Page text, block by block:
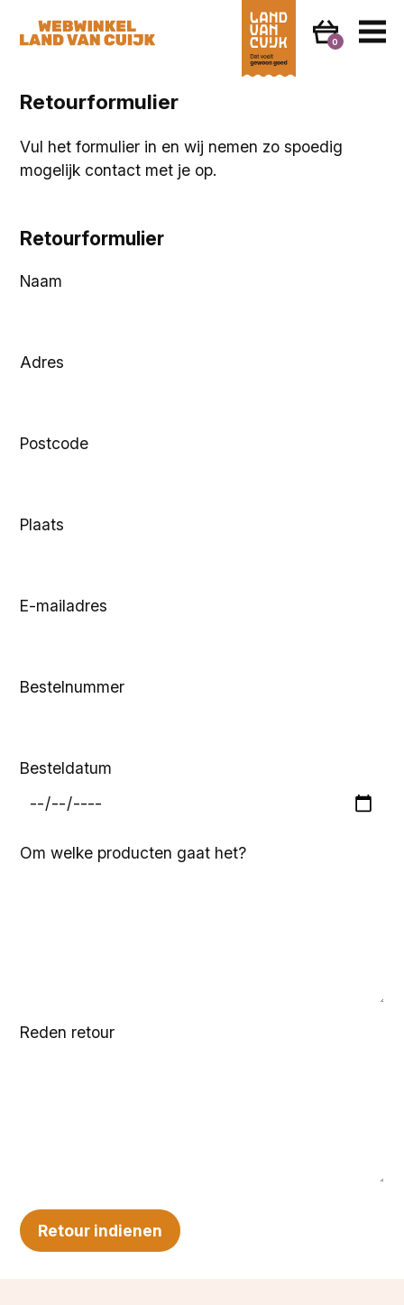
0
Retourformulier
Vul het formulier in en wij nemen zo spoedig
mogelijk contact met je op.
Retourformulier
Naam
Adres
Postcode
Plaats
E-mailadres
Bestelnummer
Besteldatum
Om welke producten gaat het?
Reden retour